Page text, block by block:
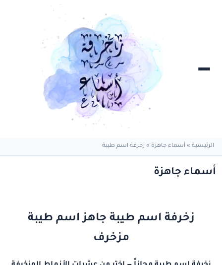
الرئيسية » أسماء جاهزة » زخرفة اسم طيبة
أسماء جاهزة
زخرفة اسم طيبة جاهز اسم طيبة
مزخرف